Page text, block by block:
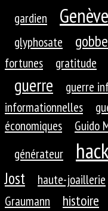
gardien Genève
glyphosate
fortunes
gratitude
guerre guerre
informationnelles
économiques
Guido
générateur
Jost
haute-joaillerie
Graumann
histoire